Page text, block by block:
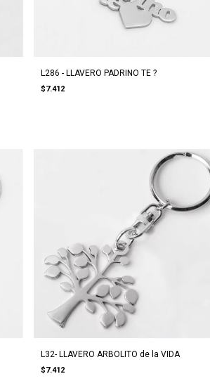
L286 - LLAVERO PADRINO TE ?
$7.412
L32- LLAVERO ARBOLITO de la VIDA
$7.412